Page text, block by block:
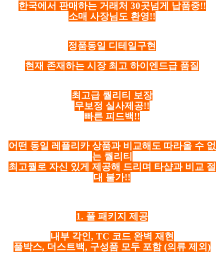
한국에서 판매하는 거래처 30곳넘게 납품중!!
소매 사장님도 환영!!
정품동일 디테일구현
현재 존재하는 시장 최고 하이엔드급 품질
최고급 퀄리티 보장
무보정 실사제공!!
빠른 피드백!!
어떤 동일 레플리카 상품과 비교해도 따라올 수 없
는 퀄리티
최고퀄로 자신 있게 제공해 드리며 타샵과 비교 절
대 불가!!
1. 풀 패키지 제공
내부 각인, TC 코드 완벽 재현
풀박스, 더스트백, 구성품 모두 포함 (의류 제외)